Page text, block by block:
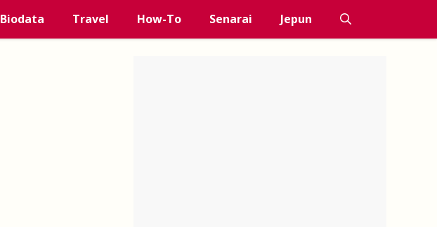
Biodata Travel How-To Senarai Jepun